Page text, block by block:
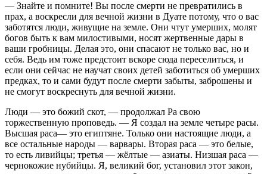
— Знайте и помните! Вы после смерти не превратились в
прах, а воскресли для вечной жизни в Дуате потому, что о вас
заботятся люди, живущие на земле. Они чтут умерших, молят
богов быть к вам милостивыми, носят жертвенные дары в
ваши гробницы. Делая это, они спасают не только вас, но и
себя. Ведь им тоже предстоит вскоре сюда переселиться, и
если они сейчас не научат своих детей заботиться об умерших
предках, то и сами будут после смерти забыты, заброшены и
не смогут воскреснуть для вечной жизни.
Люди — это божий скот, — продолжал Ра свою
торжественную проповедь. — Я создал на земле четыре расы.
Высшая раса— это египтяне. Только они настоящие люди, а
все остальные народы — варвары. Вторая раса — это белые,
то есть ливийцы; третья — жёлтые — азиаты. Низшая раса —
чернокожие нубийцы. Я, великий бог, установил этот закон,